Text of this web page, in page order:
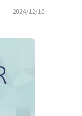
2024/12/10